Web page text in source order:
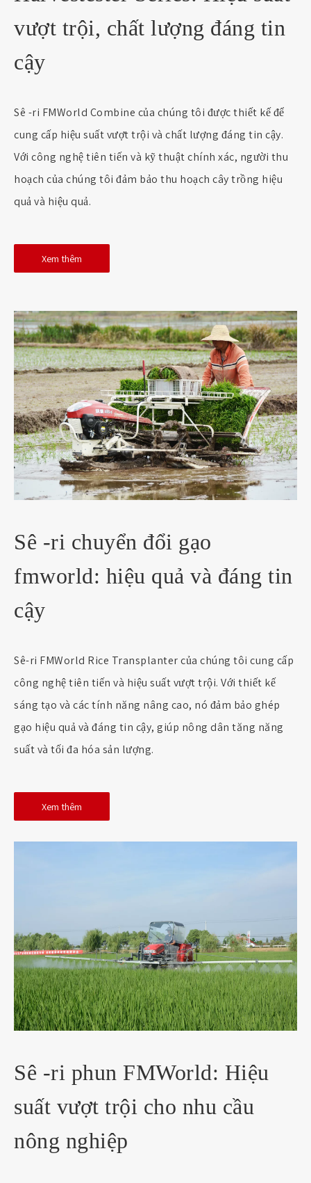
vượt trội, chất lượng đáng tin
cậy
Sê -ri FMWorld Combine của chúng tôi được thiết kế để
cung cấp hiệu suất vượt trội và chất lượng đáng tin cậy.
Với công nghệ tiên tiến và kỹ thuật chính xác, người thu
hoạch của chúng tôi đảm bảo thu hoạch cây trồng hiệu
quả và hiệu quả.
Xem thêm
Sê -ri chuyển đổi gạo
fmworld: hiệu quả và đáng tin
cậy
Sê-ri FMWorld Rice Transplanter của chúng tôi cung cấp
công nghệ tiên tiến và hiệu suất vượt trội. Với thiết kế
sáng tạo và các tính năng nâng cao, nó đảm bảo ghép
gạo hiệu quả và đáng tin cậy, giúp nông dân tăng năng
suất và tối đa hóa sản lượng.
Xem thêm
Sê -ri phun FMWorld: Hiệu
suất vượt trội cho nhu cầu
nông nghiệp